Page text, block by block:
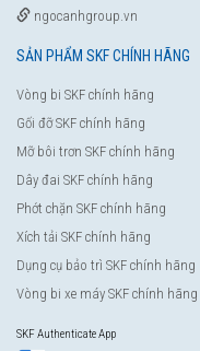
ngocanhgroup.vn
SẢN PHẨM SKF CHÍNH HÃNG
Vòng bi SKF chính hãng
Gối đỡ SKF chính hãng
Mỡ bôi trơn SKF chính hãng
Dây đai SKF chính hãng
Phớt chặn SKF chính hãng
Xích tải SKF chính hãng
Dụng cụ bảo trì SKF chính hãng
Vòng bi xe máy SKF chính hãng
SKF Authenticate App